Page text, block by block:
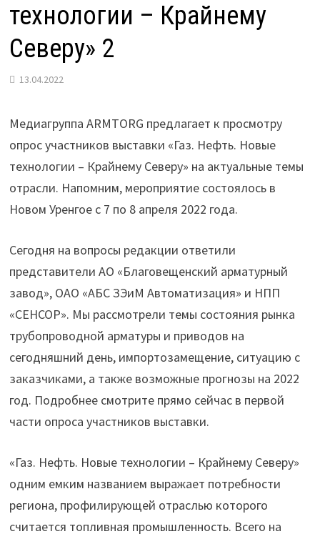
технологии – Крайнему
Северу» 2
13.04.2022
Медиагруппа ARMTORG предлагает к просмотру
опрос участников выставки «Газ. Нефть. Новые
технологии – Крайнему Северу» на актуальные темы
отрасли. Напомним, мероприятие состоялось в
Новом Уренгое с 7 по 8 апреля 2022 года.
Сегодня на вопросы редакции ответили
представители АО «Благовещенский арматурный
завод», ОАО «АБС ЗЭиМ Автоматизация» и НПП
«СЕНСОР». Мы рассмотрели темы состояния рынка
трубопроводной арматуры и приводов на
сегодняшний день, импортозамещение, ситуацию с
заказчиками, а также возможные прогнозы на 2022
год. Подробнее смотрите прямо сейчас в первой
части опроса участников выставки.
«Газ. Нефть. Новые технологии – Крайнему Северу»
одним емким названием выражает потребности
региона, профилирующей отраслью которого
считается топливная промышленность. Всего на